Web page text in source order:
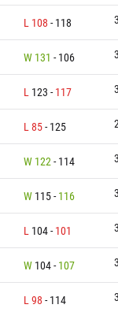
L 108 - 118
W 131 - 106
L 123 - 117
L 85- 125
W 122 - 114
W 115- 116
L 104- 101
W 104- 107
L 98 - 114